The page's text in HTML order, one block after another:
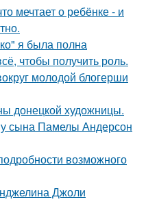
мечтает о ребёнке - и
я была полна
чтобы получить роль.
молодой блогерши
донецкой художницы.
сына Памелы Андерсон
возможного
Джоли